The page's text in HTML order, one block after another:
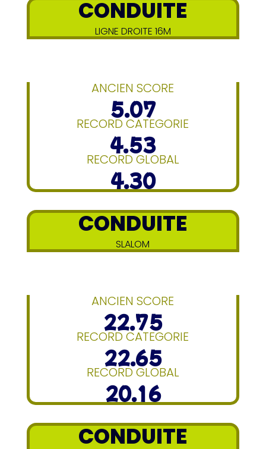
CONDUITE
LIGNE DROITE 16M
ANCIEN SCORE
5.07
RECORD CATEGORIE
4.53
RECORD GLOBAL
4.30
CONDUITE
SLALOM
ANCIEN SCORE
22.75
RECORD CATEGORIE
22.65
RECORD GLOBAL
20.16
CONDUITE